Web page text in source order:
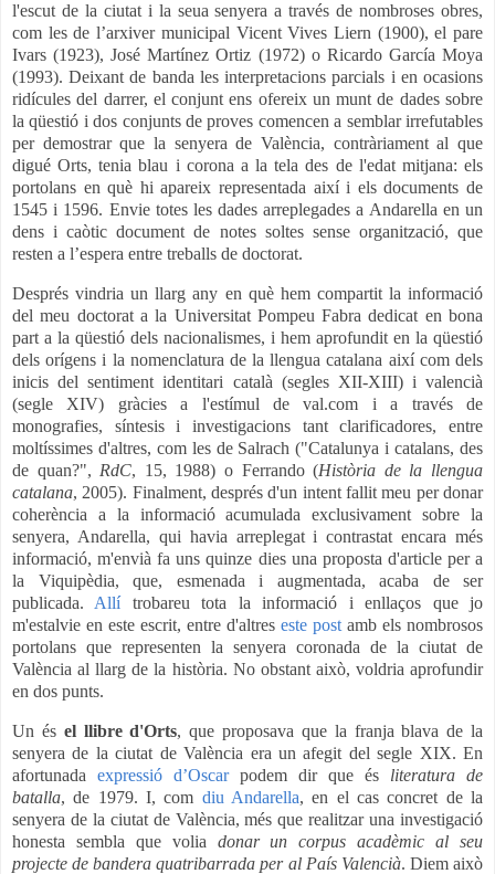
l'escut de la ciutat i la seua senyera a través de nombroses obres,
com les de l’arxiver municipal Vicent Vives Liern (1900), el pare
Ivars (1923), José Martínez Ortiz (1972) o Ricardo García Moya
(1993). Deixant de banda les interpretacions parcials i en ocasions
ridícules del darrer, el conjunt ens ofereix un munt de dades sobre
la qüestió i dos conjunts de proves comencen a semblar irrefutables
per demostrar que la senyera de València, contràriament al que
digué Orts, tenia blau i corona a la tela des de l'edat mitjana: els
portolans en què hi apareix representada així i els documents de
1545 i 1596. Envie totes les dades arreplegades a Andarella en un
dens i caòtic document de notes soltes sense organització, que
resten a l’espera entre treballs de doctorat.
Després vindria un llarg any en què hem compartit la informació
del meu doctorat a la Universitat Pompeu Fabra dedicat en bona
part a la qüestió dels nacionalismes, i hem aprofundit en la qüestió
dels orígens i la nomenclatura de la llengua catalana així com dels
inicis del sentiment identitari català (segles XII-XIII) i valencià
(segle XIV) gràcies a l'estímul de val.com i a través de
monografies, síntesis i investigacions tant clarificadores, entre
moltíssimes d'altres, com les de Salrach ("Catalunya i catalans, des
de quan?", RdC, 15, 1988) o Ferrando (Història de la llengua
catalana, 2005). Finalment, després d'un intent fallit meu per donar
coherència a la informació acumulada exclusivament sobre la
senyera, Andarella, qui havia arreplegat i contrastat encara més
informació, m'envià fa uns quinze dies una proposta d'article per a
la Viquipèdia, que, esmenada i augmentada, acaba de ser
publicada. Allí trobareu tota lainformació i enllaços que jo
m'estalvie en este escrit, entre d'altres este post amb els nombrosos
portolans que representen la senyera coronada de la ciutat de
València al llarg de la història. No obstant això, voldria aprofundir
en dos punts.
Un és el llibre d'Orts, que proposava que la franja blava de la
senyera de la ciutat de València era un afegit del segle XIX. En
afortunada expressió d’Oscarpodem dir que és literatura de
batalla, de 1979. I, com diu Andarella, en el cas concret de la
senyera de la ciutat de València, més que realitzar una investigació
honesta sembla que volia donar un corpus acadèmic al seu
projecte de bandera quatribarrada per al País Valencià. Diem això